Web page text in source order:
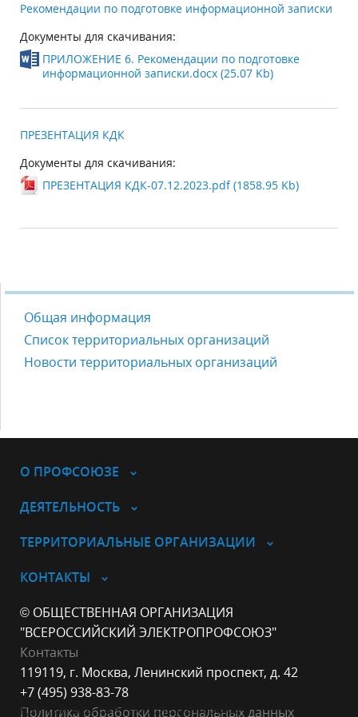
Рекомендации по подготовке информационной записки
Документы для скачивания:
ПРИЛОЖЕНИЕ 6. Рекомендации по подготовке
информационной записки.docx (25.07 Kb)
ПРЕЗЕНТАЦИЯ КДК
Документы для скачивания:
ПРЕЗЕНТАЦИЯ КДК-07.12.2023.pdf (1858.95 Kb)
Общая информация
Список территориальных организаций
Новости территориальных организаций
О ПРОФСОЮЗЕ
ДЕЯТЕЛЬНОСТЬ
ТЕРРИТОРИАЛЬНЫЕ ОРГАНИЗАЦИИ
КОНТАКТЫ
© ОБЩЕСТВЕННАЯ ОРГАНИЗАЦИЯ
"ВСЕРОССИЙСКИЙ ЭЛЕКТРОПРОФСОЮЗ"
Контакты
119119, г. Москва, Ленинский проспект, д. 42
+7 (495) 938-83-78
Политика обработки персональных данных
Данный веб-сайт использует cookie-